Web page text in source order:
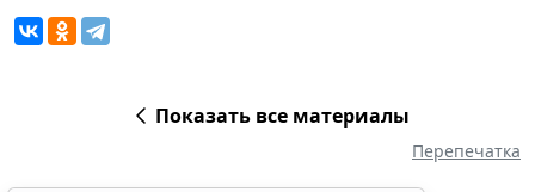
Показать все материалы
Перепечатка